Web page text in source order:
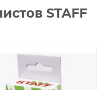
STAFF